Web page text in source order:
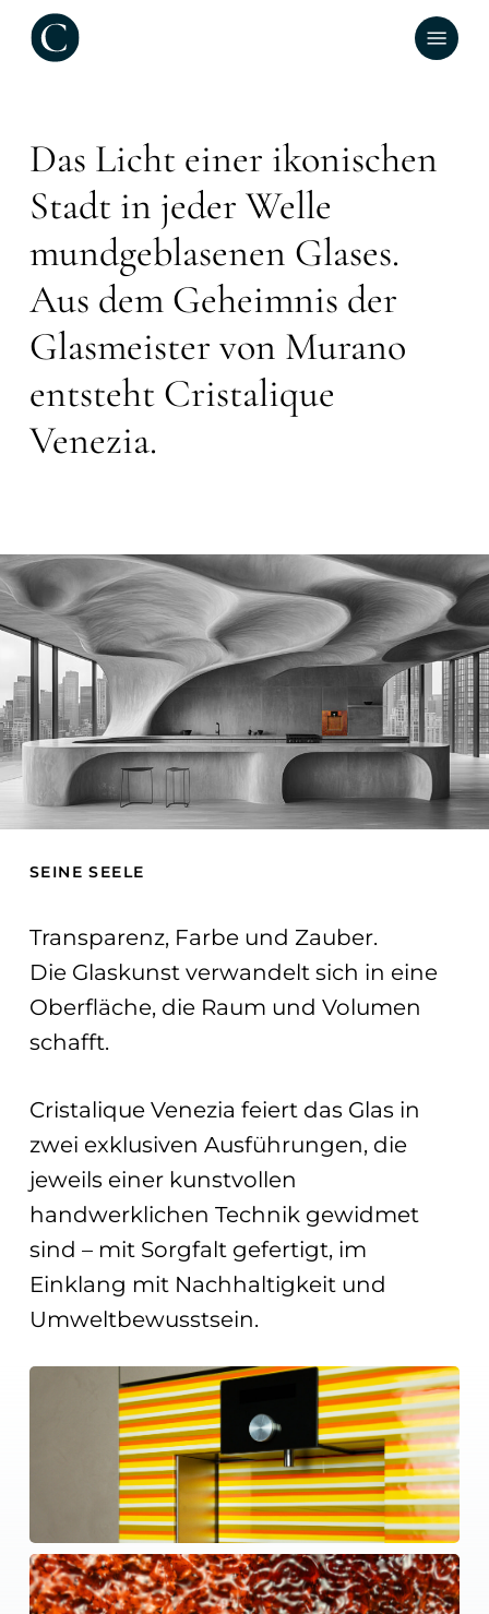
Skip
Menu
Das Licht einer ikonischen
Stadt in jeder Welle
mundgeblasenen Glases.
Aus dem Geheimnis der
Glasmeister von Murano
entsteht Cristalique
Venezia.
SEINE SEELE
Transparenz, Farbe und Zauber.
Die Glaskunst verwandelt sich in eine
Oberfläche, die Raum und Volumen
schafft.
Cristalique Venezia feiert das Glas in
zwei exklusiven Ausführungen, die
jeweils einer kunstvollen
handwerklichen Technik gewidmet
sind – mit Sorgfalt gefertigt, im
Einklang mit Nachhaltigkeit und
Umweltbewusstsein.